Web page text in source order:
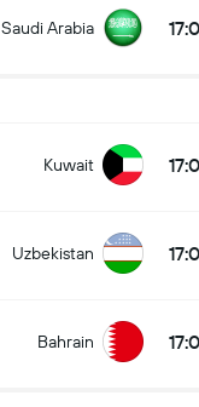
Saudi Arabia
Kuwait
Uzbekistan
Bahrain